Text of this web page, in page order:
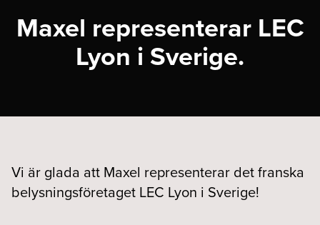
Maxel representerar LEC
Lyon i Sverige.
Vi är glada att Maxel representerar det franska
belysningsföretaget LEC Lyon i Sverige!⁠